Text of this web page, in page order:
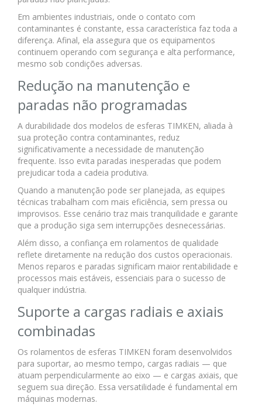
Em ambientes industriais, onde o contato com
contaminantes é constante, essa característica faz toda a
diferença. Afinal, ela assegura que os equipamentos
continuem operando com segurança e alta performance,
mesmo sob condições adversas.
Redução na manutenção e
paradas não programadas
A durabilidade dos modelos de esferas TIMKEN, aliada à
sua proteção contra contaminantes, reduz
significativamente a necessidade de manutenção
frequente. Isso evita paradas inesperadas que podem
prejudicar toda a cadeia produtiva.
Quando a manutenção pode ser planejada, as equipes
técnicas trabalham com mais eficiência, sem pressa ou
improvisos. Esse cenário traz mais tranquilidade e garante
que a produção siga sem interrupções desnecessárias.
Além disso, a confiança em rolamentos de qualidade
reflete diretamente na redução dos custos operacionais.
Menos reparos e paradas significam maior rentabilidade e
processos mais estáveis, essenciais para o sucesso de
qualquer indústria.
Suporte a cargas radiais e axiais
combinadas
Os rolamentos de esferas TIMKEN foram desenvolvidos
para suportar, ao mesmo tempo, cargas radiais — que
atuam perpendicularmente ao eixo — e cargas axiais, que
seguem sua direção. Essa versatilidade é fundamental em
máquinas modernas.